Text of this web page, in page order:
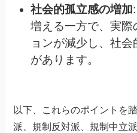
社会的孤立感の増加
増える一方で、実際
ョンが減少し、社
があります。
以下、これらのポイントを
派、規制反対派、規制中立